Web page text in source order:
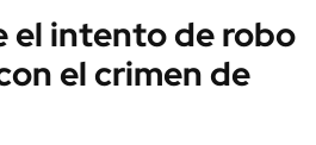
el intento de robo
el crimen de